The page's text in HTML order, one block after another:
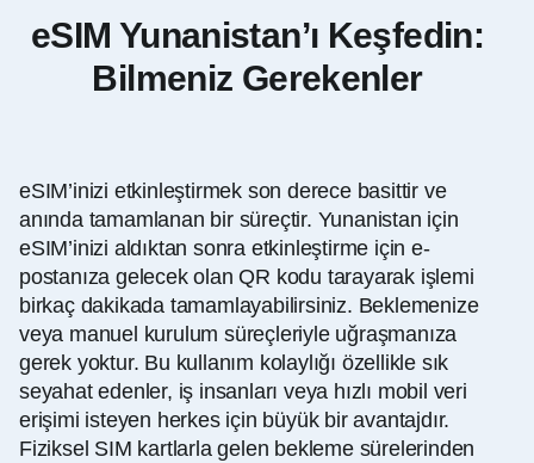
eSIM Yunanistan’ı Keşfedin:
Bilmeniz Gerekenler
eSIM’inizi etkinleştirmek son derece basittir ve
anında tamamlanan bir süreçtir. Yunanistan için
eSIM’inizi aldıktan sonra etkinleştirme için e-
postanıza gelecek olan QR kodu tarayarak işlemi
birkaç dakikada tamamlayabilirsiniz. Beklemenize
veya manuel kurulum süreçleriyle uğraşmanıza
gerek yoktur. Bu kullanım kolaylığı özellikle sık
seyahat edenler, iş insanları veya hızlı mobil veri
erişimi isteyen herkes için büyük bir avantajdır.
Fiziksel SIM kartlarla gelen bekleme sürelerinden